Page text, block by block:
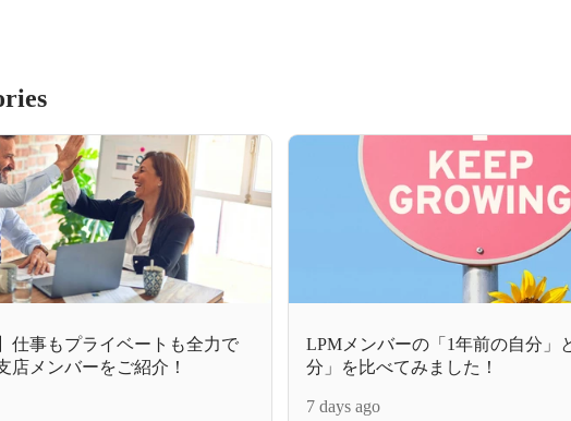
仕事もプライベートも全力で
店メンバーをご紹介！
LPMメンバーの「1年前の自分」
分」を比べてみました！
7 days ago